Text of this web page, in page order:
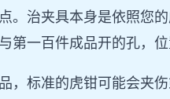
。治夹具本身是依照您
一百件成品开的孔，位
，标准的虎钳可能会夹